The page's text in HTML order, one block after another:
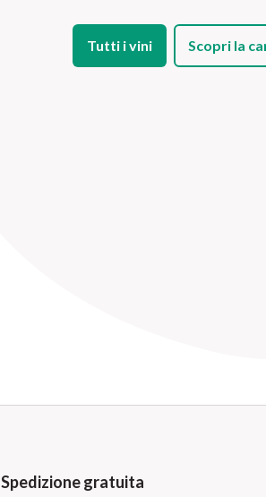
Tutti i vini Scopri la
Spedizione gratuita